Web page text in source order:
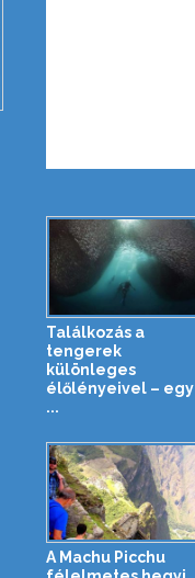
Találkozás a
tengerek
különleges
élőlényeivel – egy
...
A Machu Picchu